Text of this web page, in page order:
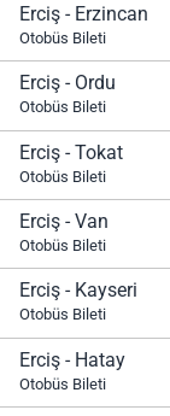
Erciş - Erzincan
Otobüs Bileti
Erciş - Ordu
Otobüs Bileti
Erciş - Tokat
Otobüs Bileti
Erciş - Van
Otobüs Bileti
Erciş - Kayseri
Otobüs Bileti
Erciş - Hatay
Otobüs Bileti